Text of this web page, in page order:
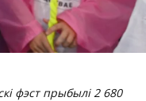
фэст прыбылі 2 680